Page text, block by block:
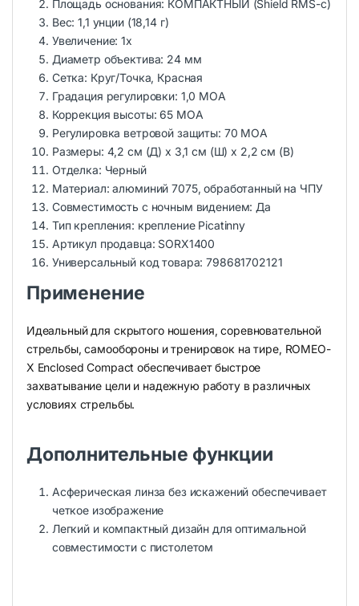
Площадь основания: КОМПАКТНЫЙ (Shield RMS-c)
Вес: 1,1 унции (18,14 г)
Увеличение: 1x
Диаметр объектива: 24 мм
Сетка: Круг/Точка, Красная
Градация регулировки: 1,0 MOA
Коррекция высоты: 65 MOA
Регулировка ветровой защиты: 70 MOA
Размеры: 4,2 см (Д) x 3,1 см (Ш) x 2,2 см (В)
Отделка: Черный
Материал: алюминий 7075, обработанный на ЧПУ
Совместимость с ночным видением: Да
Тип крепления: крепление Picatinny
Артикул продавца: SORX1400
Универсальный код товара: 798681702121
Применение
Идеальный для скрытого ношения, соревновательной
стрельбы, самообороны и тренировок на тире, ROMEO-
X Enclosed Compact обеспечивает быстрое
захватывание цели и надежную работу в различных
условиях стрельбы.
Дополнительные функции
Асферическая линза без искажений обеспечивает
четкое изображение
Легкий и компактный дизайн для оптимальной
совместимости с пистолетом